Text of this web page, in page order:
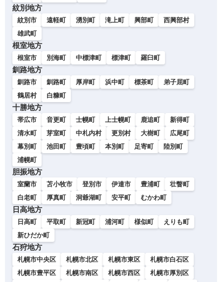
紋別地方
紋別市 遠軽町 湧別町 滝上町 興部町
西興部村
雄武町
根室地方
根室市 別海町 中標津町 標津町 羅臼町
釧路地方
釧路市 釧路町 厚岸町 浜中町 標茶町
弟子屈町
鶴居村
白糠町
十勝地方
帯広市 音更町 士幌町 上士幌町 鹿追町
新得町
清水町
芽室町 中札内村 更別村 大樹町
広尾町
幕別町
池田町 豊頃町 本別町 足寄町
陸別町
浦幌町
胆振地方
室蘭市 苫小牧市 登別市 伊達市 豊浦町
壮瞥町
白老町
厚真町 洞爺湖町 安平町 むかわ町
日高地方
日高町 平取町 新冠町 浦河町 様似町
えりも町
新ひだか町
石狩地方
札幌市中央区 札幌市北区 札幌市東区
札幌市白石区
札幌市豊平区
札幌市南区 札幌市西区
札幌市厚別区